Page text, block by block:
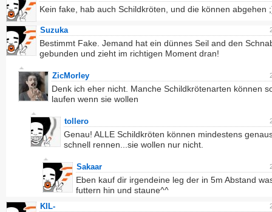
Kein fake, hab auch Schildkröten, und die können abgehen
Suzuka
Bestimmt Fake. Jemand hat ein dünnes Seil and den
gebunden und zieht im richtigen Moment dran!
ZicMorley
Denk ich eher nicht. Manche Schildkrötenarten können
laufen wenn sie wollen
tollero
Genau! ALLE Schildkröten können mindestens
schnell rennen...sie wollen nur nicht.
Sakaar
Eben kauf dir irgendeine leg der in 5m Abstand
futtern hin und staune^^
KIL-